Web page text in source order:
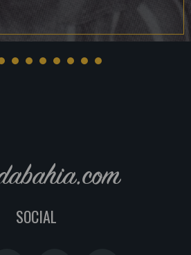
SOCIAL